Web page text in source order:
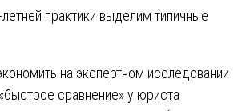
практики выделим типичные
на экспертном исследовании
сравнение» у юриста